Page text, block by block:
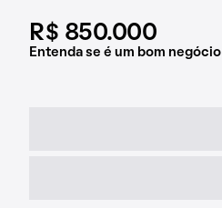
R$ 850.000
Entenda se é um bom negócio